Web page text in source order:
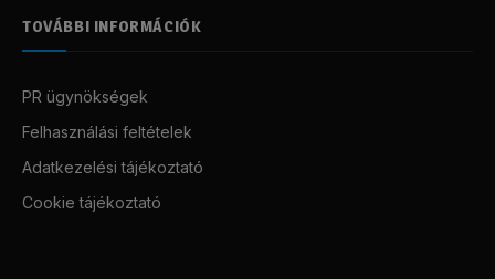
TOVÁBBI INFORMÁCIÓK
PR ügynökségek
Felhasználási feltételek
Adatkezelési tájékoztató
Cookie tájékoztató